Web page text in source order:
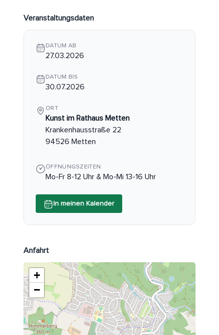
Veranstaltungsdaten
DATUM AB
27.03.2026
DATUM BIS
30.07.2026
ORT
Kunst im Rathaus Metten
Krankenhausstraße 22
94526 Metten
ÖFFNUNGSZEITEN
Mo-Fr 8-12 Uhr & Mo-Mi 13-16 Uhr
In meinen Kalender
Anfahrt
+
−